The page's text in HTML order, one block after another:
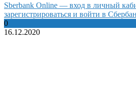
Sberbank Online — вход в личный
зарегистрироваться и войти в
0
16.12.2020